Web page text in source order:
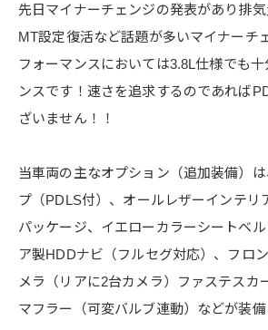
先日マイナーチェンジの発表があり排気
MT設定復活など話題が多いマイナーチ
フォーマンスにおいては3.8L仕様でも
ンスです！速さを追求するのであれば
ざいません！！
当車両の主なオプション（追加装備）
プ（PDLS付）、オールレザーインテリ
パッケージ、イエローカラーシートベ
ア製HDDナビ（フルセグ対応）、フロ
メラ（リアに2台カメラ）ファステスカ
マフラー（可変バルブ連動）などが装備